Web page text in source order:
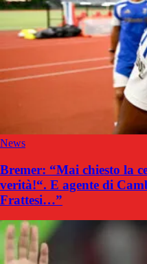
News
Bremer: “Mai chiesto la
verità!“. E agente di
Frattesi…”